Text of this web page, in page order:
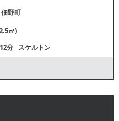
佃野町
㎡)
分 スケルトン